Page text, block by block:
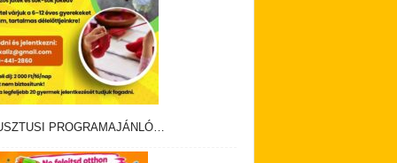
PROGRAMAJÁNLÓ…